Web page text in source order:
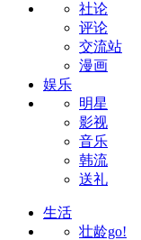
社论
评论
交流站
漫画
娱乐
明星
影视
音乐
韩流
送礼
生活
壮龄go!